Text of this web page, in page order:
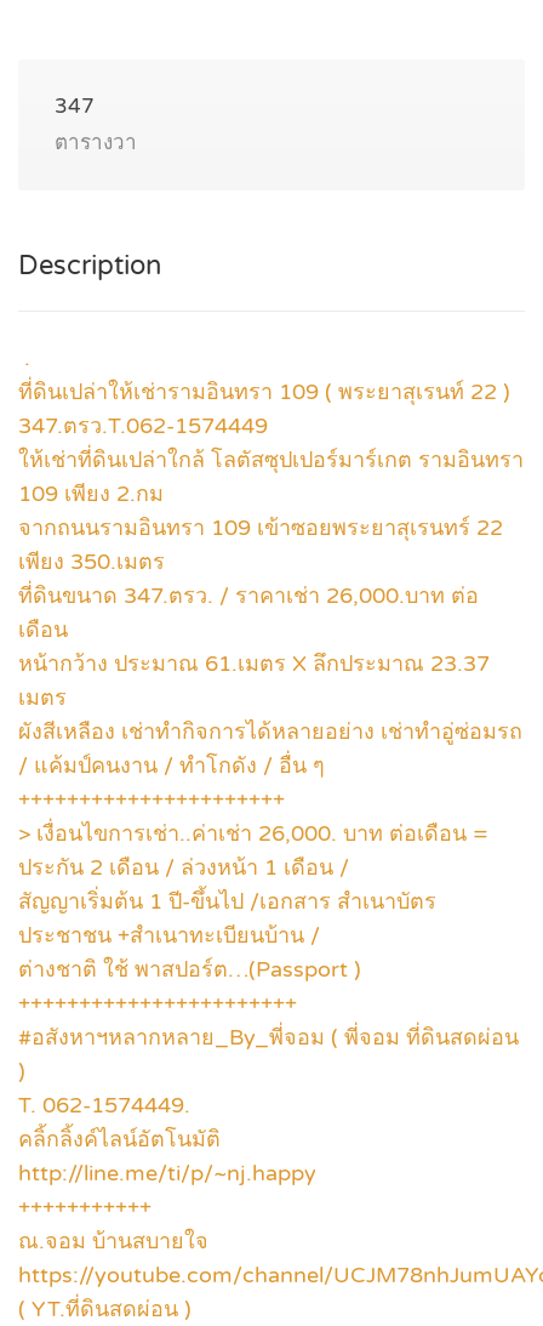
347
ตารางวา
Description
.
ที่ดินเปล่าให้เช่ารามอินทรา 109 ( พระยาสุเรนท์ 22 )
347.ตรว.T.062-1574449
ให้เช่าที่ดินเปล่าใกล้ โลตัสซุปเปอร์มาร์เกต รามอินทรา
109 เพียง 2.กม
จากถนนรามอินทรา 109 เข้าซอยพระยาสุเรนทร์ 22
เพียง 350.เมตร
ที่ดินขนาด 347.ตรว. / ราคาเช่า 26,000.บาท ต่อ
เดือน
หน้ากว้าง ประมาณ 61.เมตร X ลึกประมาณ 23.37
เมตร
ผังสีเหลือง เช่าทำกิจการได้หลายอย่าง เช่าทำอู่ซ่อมรถ
/ แค้มป์คนงาน / ทำโกดัง / อื่น ๆ
++++++++++++++++++++++
> เงื่อนไขการเช่า..ค่าเช่า 26,000. บาท ต่อเดือน =
ประกัน 2 เดือน / ล่วงหน้า 1 เดือน /
สัญญาเริ่มต้น 1 ปี-ขึ้นไป /เอกสาร สำเนาบัตร
ประชาชน +สำเนาทะเบียนบ้าน /
ต่างชาติ ใช้ พาสปอร์ต…(Passport )
+++++++++++++++++++++++
#อสังหาฯหลากหลาย_By_พี่จอม ( พี่จอม ที่ดินสดผ่อน
)
T. 062-1574449.
คลิ้กลิ้งค์ไลน์อัตโนมัติ
http://line.me/ti/p/~nj.happy
+++++++++++
ณ.จอม บ้านสบายใจ
https://youtube.com/channel/
( YT.ที่ดินสดผ่อน )